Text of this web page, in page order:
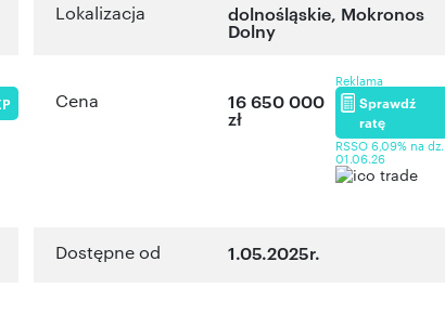
Lokalizacja dolnośląskie, Mokronos
Dolny
Cena 16 650 000
zł
Reklama
Sprawdź
ratę
RSSO 6,09% na dz.
01.06.26
Dostępne od 1.05.2025r.